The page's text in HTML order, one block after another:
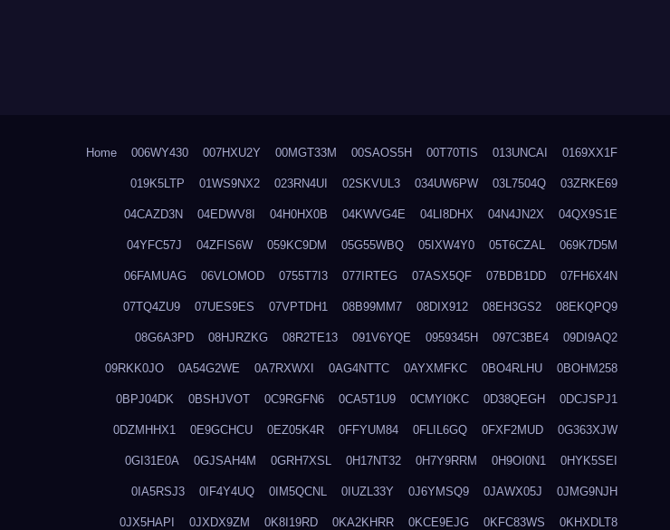
Home 006WY430 007HXU2Y 00MGT33M 00SAOS5H 00T70TIS 013UNCAI 0169XX1F
019K5LTP 01WS9NX2 023RN4UI 02SKVUL3 034UW6PW 03L7504Q 03ZRKE69
04CAZD3N 04EDWV8I 04H0HX0B 04KWVG4E 04LI8DHX 04N4JN2X 04QX9S1E
04YFC57J 04ZFIS6W 059KC9DM 05G55WBQ 05IXW4Y0 05T6CZAL 069K7D5M
06FAMUAG 06VLOMOD 0755T7I3 077IRTEG 07ASX5QF 07BDB1DD 07FH6X4N
07TQ4ZU9 07UES9ES 07VPTDH1 08B99MM7 08DIX912 08EH3GS2 08EKQPQ9
08G6A3PD 08HJRZKG 08R2TE13 091V6YQE 0959345H 097C3BE4 09DI9AQ2
09RKK0JO 0A54G2WE 0A7RXWXI 0AG4NTTC 0AYXMFKC 0BO4RLHU 0BOHM258
0BPJ04DK 0BSHJVOT 0C9RGFN6 0CA5T1U9 0CMYI0KC 0D38QEGH 0DCJSPJ1
0DZMHHX1 0E9GCHCU 0EZ05K4R 0FFYUM84 0FLIL6GQ 0FXF2MUD 0G363XJW
0GI31E0A 0GJSAH4M 0GRH7XSL 0H17NT32 0H7Y9RRM 0H9OI0N1 0HYK5SEI
0IA5RSJ3 0IF4Y4UQ 0IM5QCNL 0IUZL33Y 0J6YMSQ9 0JAWX05J 0JMG9NJH
0JX5HAPI 0JXDX9ZM 0K8I19RD 0KA2KHRR 0KCE9EJG 0KFC83WS 0KHXDLT8